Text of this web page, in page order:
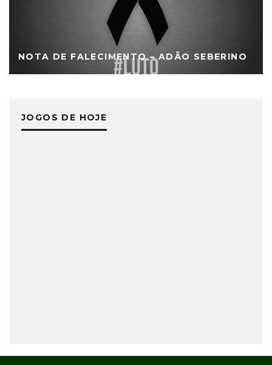
NOTA DE FALECIMENTO – ADÃO SEBERINO
JOGOS DE HOJE